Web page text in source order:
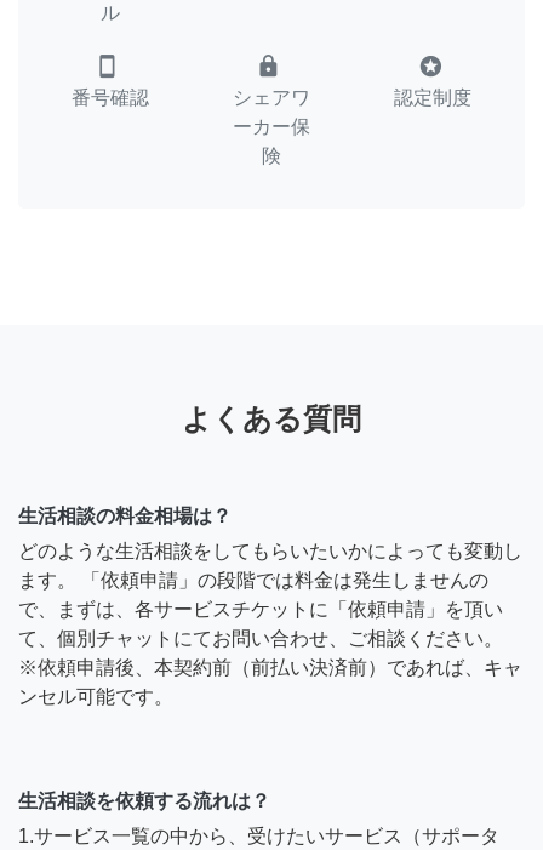
ル
smartphone
番号確認
lock
シェアワ
ーカー保
険
stars
認定制度
よくある質問
生活相談の料金相場は？
どのような生活相談をしてもらいたいかによっても変動し
ます。 「依頼申請」の段階では料金は発生しませんの
で、まずは、各サービスチケットに「依頼申請」を頂い
て、個別チャットにてお問い合わせ、ご相談ください。
※依頼申請後、本契約前（前払い決済前）であれば、キャ
ンセル可能です。
生活相談を依頼する流れは？
1.サービス一覧の中から、受けたいサービス（サポータ